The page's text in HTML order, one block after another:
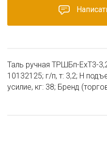
Таль ручная ТРШБп-ЕхТ3-
10132125; г/п, т: 3,2; Н
усилие, кг: 38; Бренд